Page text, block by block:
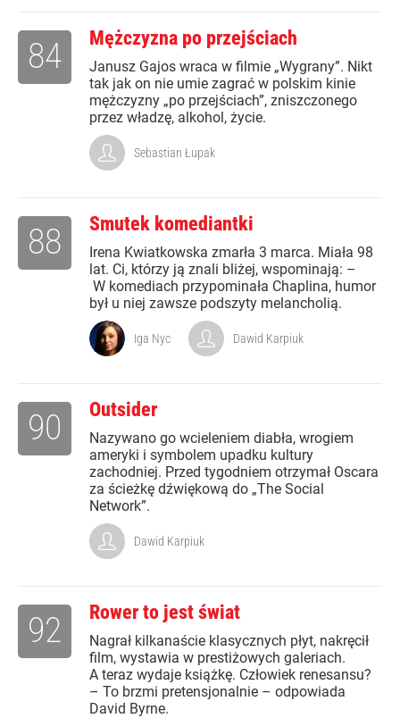
Mężczyzna po przejściach
Janusz Gajos wraca w filmie „Wygrany”. Nikt
tak jak on nie umie zagrać w polskim kinie
mężczyzny „po przejściach”, zniszczonego
przez władzę, alkohol, życie.
84
Sebastian Łupak
Smutek komediantki
Irena Kwiatkowska zmarła 3 marca. Miała 98
lat. Ci, którzy ją znali bliżej, wspominają: –
W komediach przypominała Chaplina, humor
był u niej zawsze podszyty melancholią.
88
Iga Nyc Dawid Karpiuk
Outsider
Nazywano go wcieleniem diabła, wrogiem
ameryki i symbolem upadku kultury
zachodniej. Przed tygodniem otrzymał Oscara
za ścieżkę dźwiękową do „The Social
Network”.
90
Dawid Karpiuk
Rower to jest świat
Nagrał kilkanaście klasycznych płyt, nakręcił
film, wystawia w prestiżowych galeriach.
A teraz wydaje książkę. Człowiek renesansu?
– To brzmi pretensjonalnie – odpowiada
David Byrne.
92